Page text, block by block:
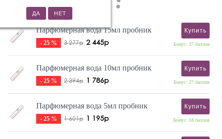
Парфюмерная вода 15мл пробник
- 25 % 3 277р 2 445р
Купить
Бонус: 37 баллов
Парфюмерная вода 10мл пробник
- 25 % 2 394р 1 786р
Купить
Бонус: 27 баллов
Парфюмерная вода 5мл пробник
- 25 % 1 601р 1 195р
Купить
Бонус: 18 баллов